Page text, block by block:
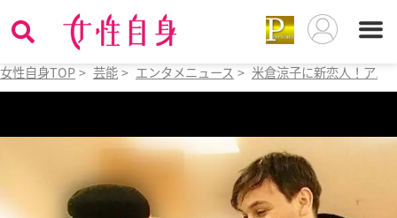
女性自身TOP > 芸能 > エンタメニュース > 米倉涼子に新恋人！アル